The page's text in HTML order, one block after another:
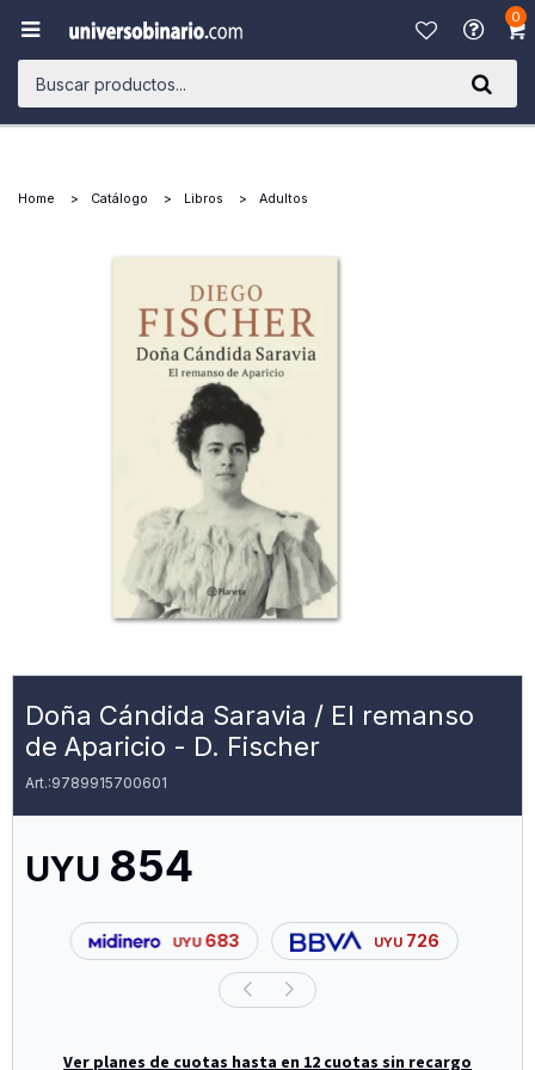
0

Home Catálogo Libros Adultos
Doña Cándida Saravia / El remanso
de Aparicio - D. Fischer
9789915700601
UYU 854
UYU 683 UYU 726
Ver planes de cuotas hasta en 12 cuotas sin recargo